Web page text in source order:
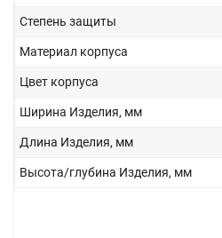
Степень защиты
Материал корпуса
Цвет корпуса
Ширина Изделия, мм
Длина Изделия, мм
Высота/глубина Изделия, мм